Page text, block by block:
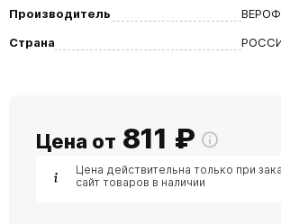
Производитель
Страна
Цена от 811 ₽
Цена действительна только при
сайт товаров в наличии